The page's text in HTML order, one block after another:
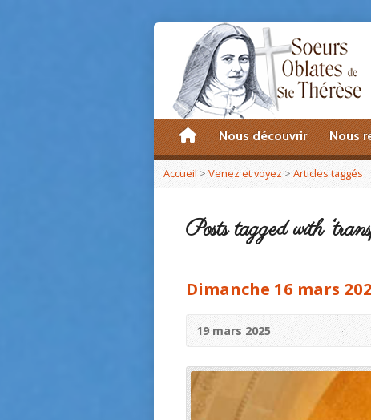
accueilNous découvrir Nous
Accueil>Venez et voyez > Articles taggés
Posts tagged with
Dimanche 16 mars
19 mars 2025